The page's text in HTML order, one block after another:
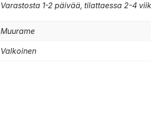
Varastosta 1-2 päivää, tilattaessa 2-4
Muurame
Valkoinen